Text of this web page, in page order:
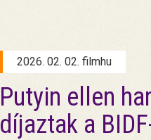
2026. 02. 02. filmhu
Putyin ellen
díjaztak a